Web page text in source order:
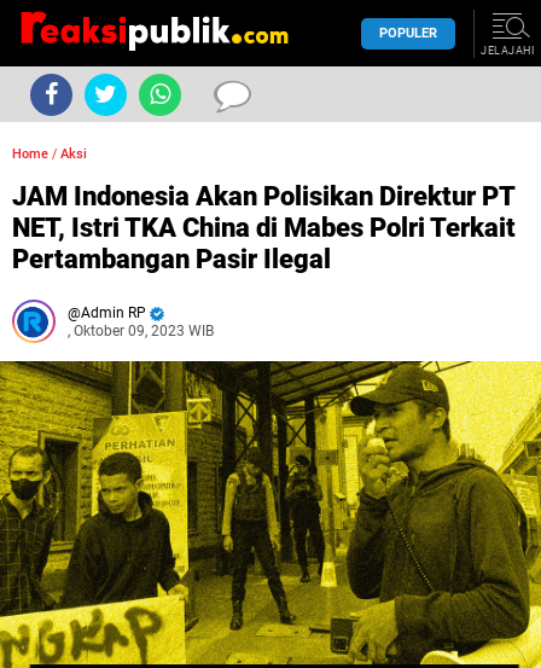
POPULER
JELAJAHI
Home / Aksi
JAM Indonesia Akan Polisikan Direktur PT
NET, Istri TKA China di Mabes Polri Terkait
Pertambangan Pasir Ilegal
Admin RP
, Oktober 09, 2023 WIB